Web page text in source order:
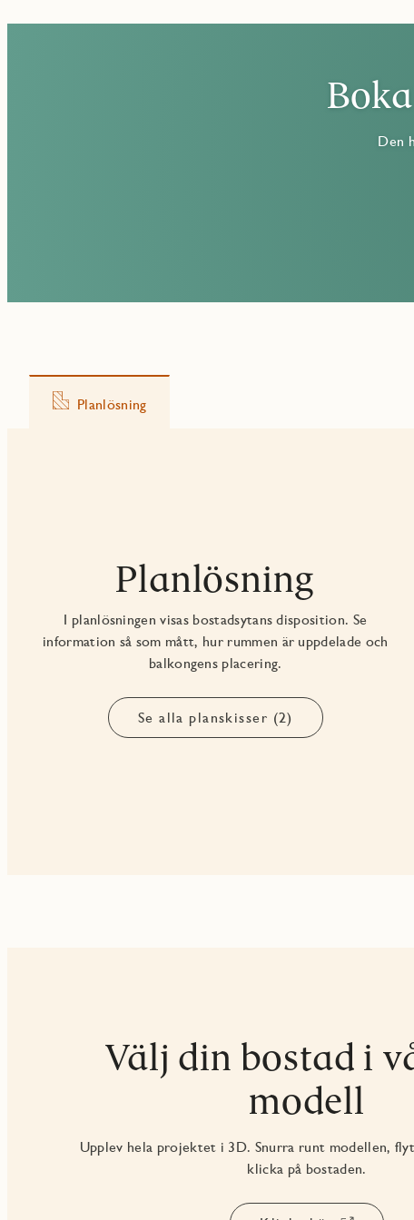
Den
Planlösning
Planlösning
I planlösningen visas bostadsytans disposition. Se
information så som mått, hur rummen är uppdelade och
balkongens placering.
Se alla planskisser (2)
Välj din bostad i
modell
Upplev hela projektet i 3D. Snurra runt modellen,
klicka på bostaden.